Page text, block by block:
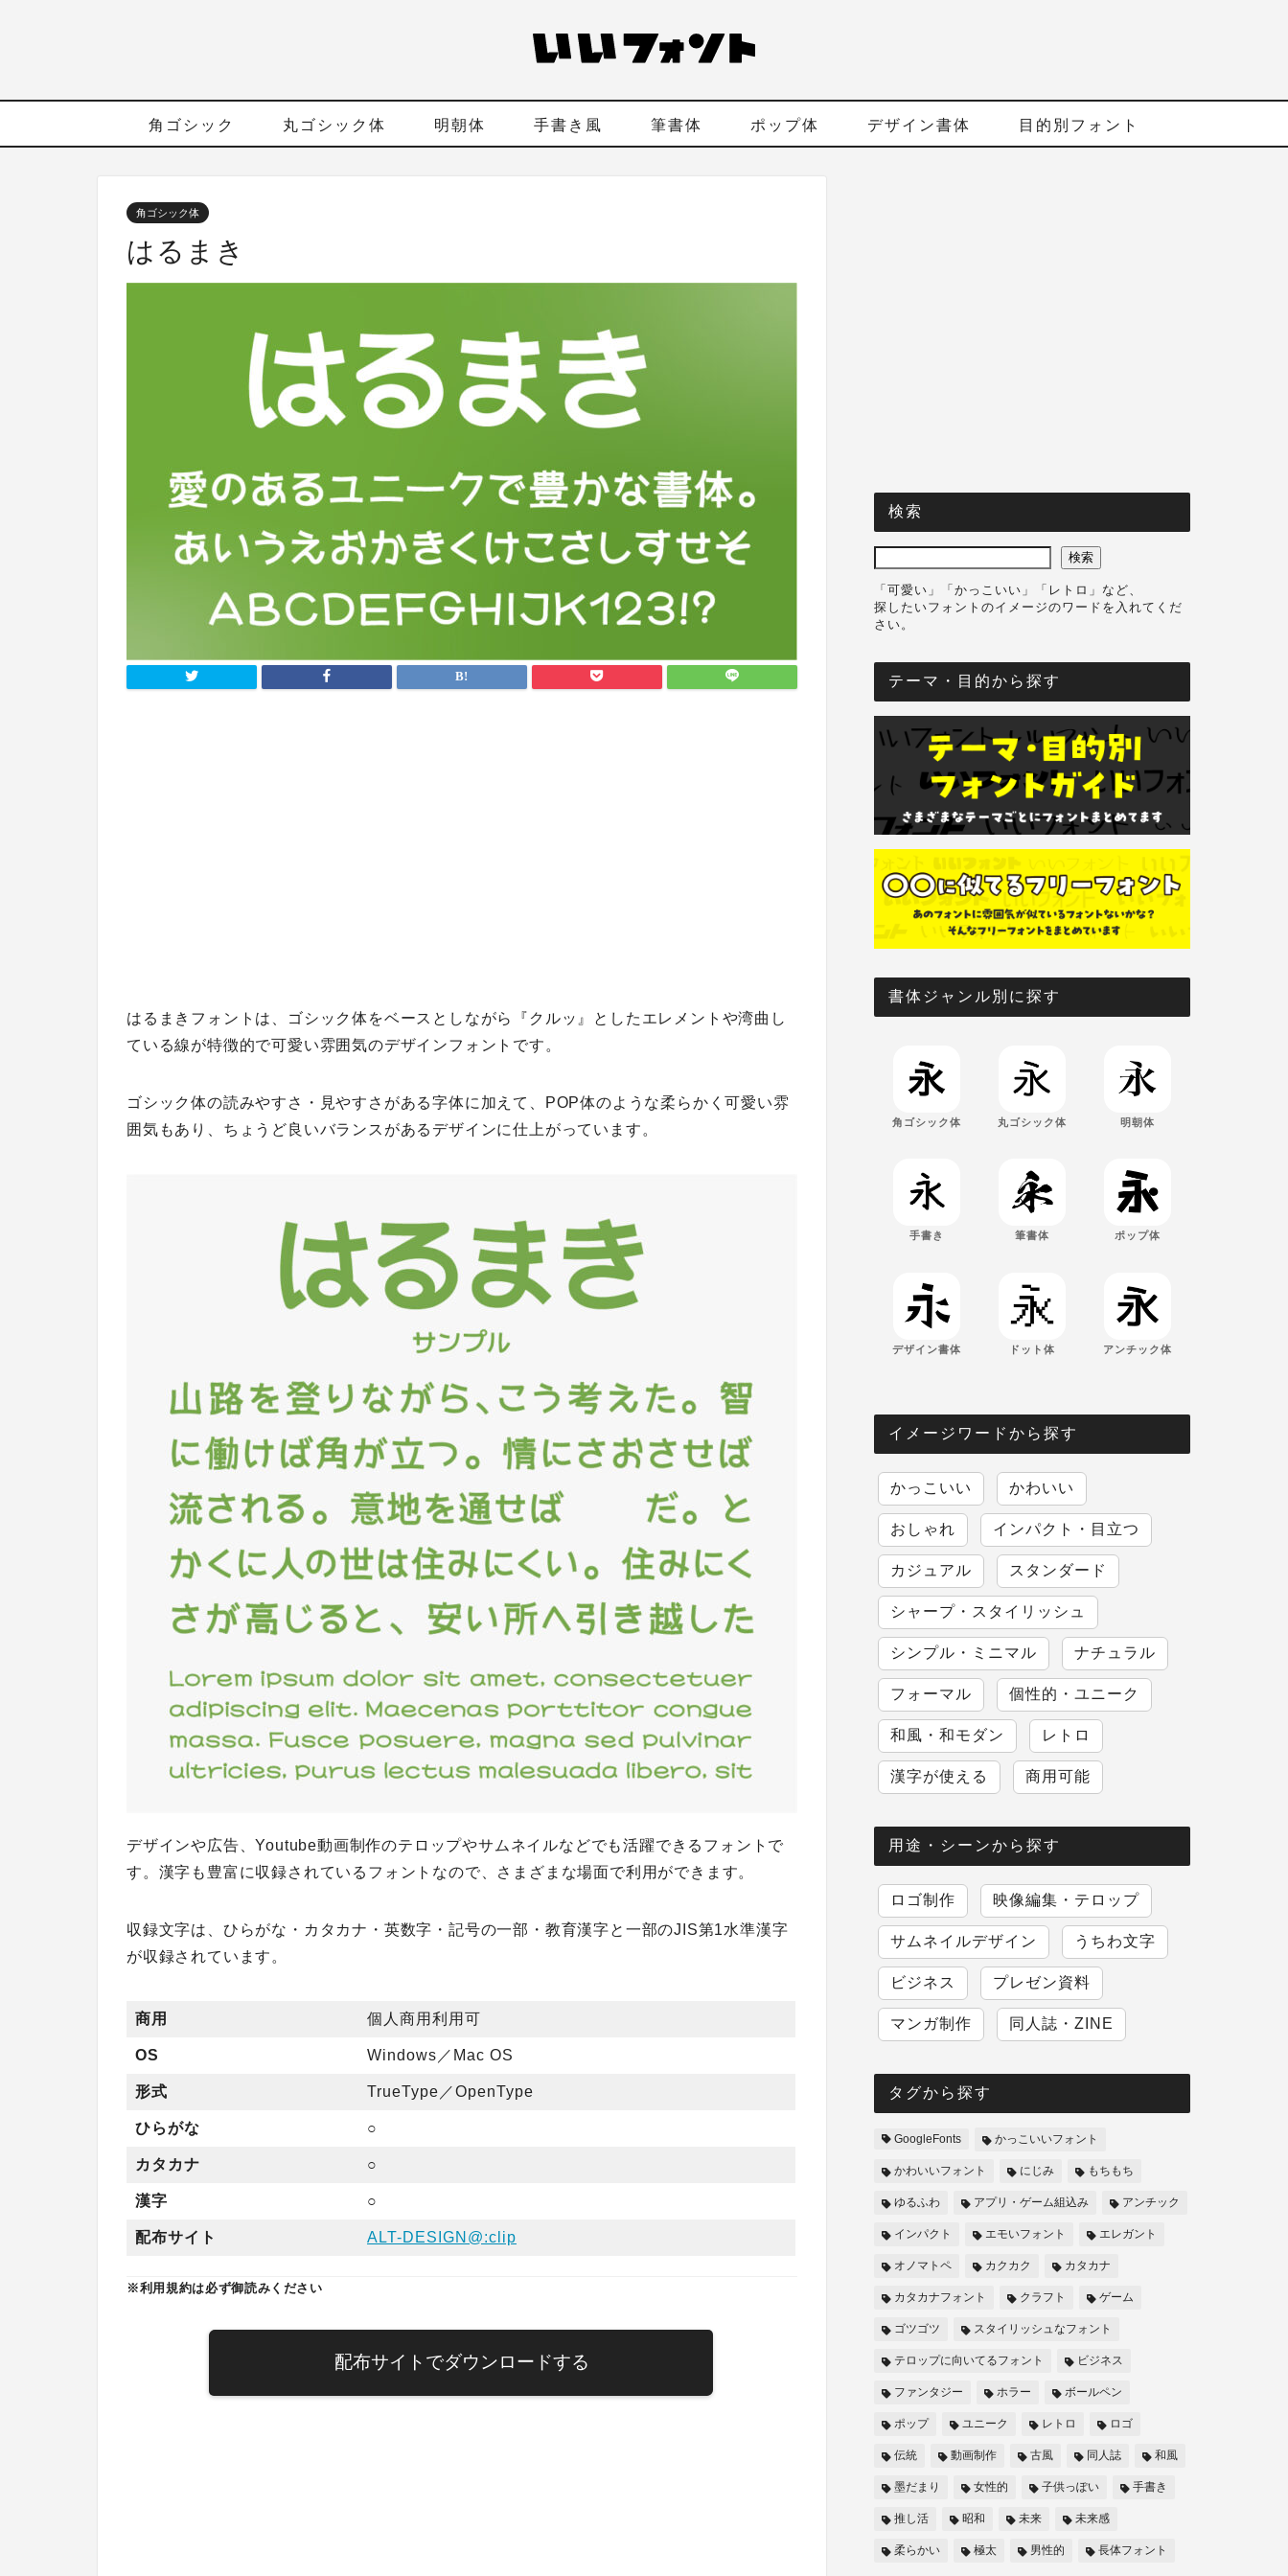
角ゴシック 丸ゴシック体 明朝体 手書き風 筆書体 ポップ体 デザイン書体 目的別フォント
角ゴシック体
はるまき
はるまきフォントは、ゴシック体をベースとしながら『クルッ』としたエレメントや湾曲し
ている線が特徴的で可愛い雰囲気のデザインフォントです。
ゴシック体の読みやすさ・見やすさがある字体に加えて、POP体のような柔らかく可愛い雰
囲気もあり、ちょうど良いバランスがあるデザインに仕上がっています。
デザインや広告、Youtube動画制作のテロップやサムネイルなどでも活躍できるフォントで
す。漢字も豊富に収録されているフォントなので、さまざまな場面で利用ができます。
収録文字は、ひらがな・カタカナ・英数字・記号の一部・教育漢字と一部のJIS第1水準漢字
が収録されています。
商用 個人商用利用可
OS Windows／Mac OS
形式 TrueType／OpenType
ひらがな ○
カタカナ ○
漢字 ○
配布サイト ALT-DESIGN@:clip
※利用規約は必ず御読みください
配布サイトでダウンロードする
検索
検索
「可愛い」「かっこいい」「レトロ」など、
探したいフォントのイメージのワードを入れてくだ
さい。
テーマ・目的から探す
書体ジャンル別に探す
角ゴシック体 丸ゴシック体 明朝体
手書き 筆書体 ポップ体
デザイン書体 ドット体 アンチック体
イメージワードから探す
かっこいい かわいい
おしゃれ インパクト・目立つ
カジュアル スタンダード
シャープ・スタイリッシュ
シンプル・ミニマル ナチュラル
フォーマル 個性的・ユニーク
和風・和モダン レトロ
漢字が使える 商用可能
用途・シーンから探す
ロゴ制作 映像編集・テロップ
サムネイルデザイン うちわ文字
ビジネス プレゼン資料
マンガ制作 同人誌・ZINE
タグから探す
GoogleFonts かっこいいフォント
かわいいフォント にじみ もちもち
ゆるふわ アプリ・ゲーム組込み アンチック
インパクト エモいフォント エレガント
オノマトペ カクカク カタカナ
カタカナフォント クラフト ゲーム
ゴツゴツ スタイリッシュなフォント
テロップに向いてるフォント ビジネス
ファンタジー ホラー ボールペン
ポップ ユニーク レトロ ロゴ
伝統 動画制作 古風 同人誌 和風
墨だまり 女性的 子供っぽい 手書き
推し活 昭和 未来 未来感
柔らかい 極太 男性的 長体フォント